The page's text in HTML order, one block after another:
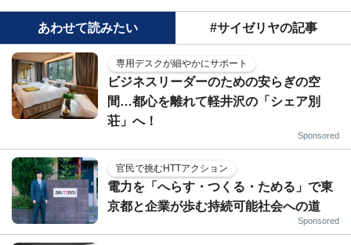
あわせて読みたい #サイゼリヤの記事
専用デスクが細やかにサポート
ビジネスリーダーのための安らぎの空
間…都心を離れて軽井沢の「シェア別
荘」へ！
Sponsored
官民で挑むHTTアクション
電力を「へらす・つくる・ためる」で東
京都と企業が歩む持続可能社会への道
Sponsored